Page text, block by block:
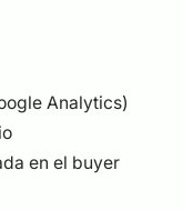
Analytics)
en el buyer